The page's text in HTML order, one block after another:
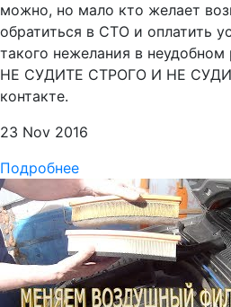
можно, но мало кто желает
обратиться в СТО и оплатить
такого нежелания в
НЕ СУДИТЕ СТРОГО И НЕ
контакте.
23 Nov 2016
Подробнее